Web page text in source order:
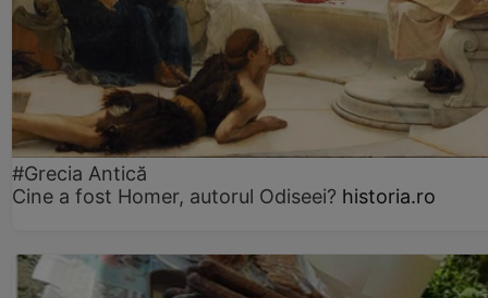
#Grecia Antică
Cine a fost Homer, autorul Odiseei? historia.ro